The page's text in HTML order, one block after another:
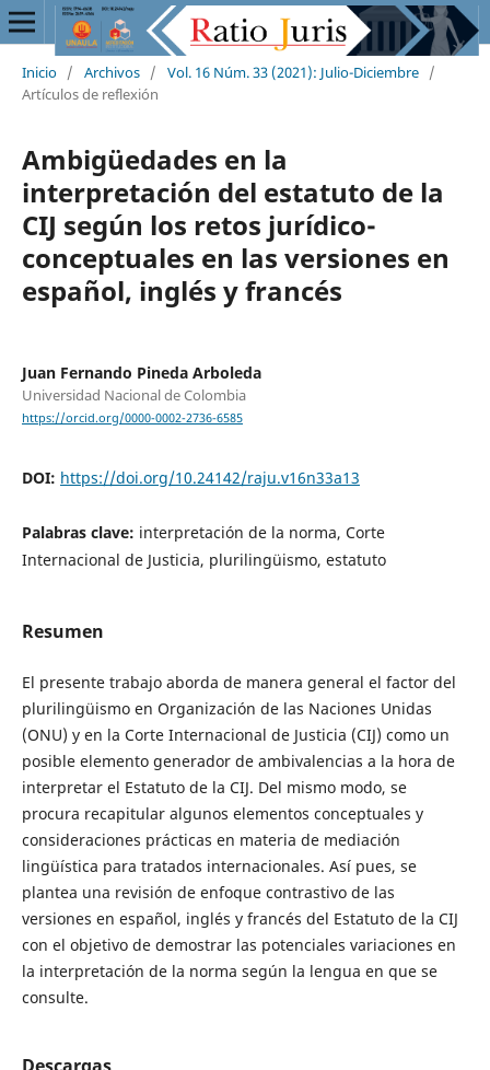
Inicio / Archivos / Vol. 16 Núm. 33 (2021): Julio-Diciembre /
Artículos de reflexión
Ambigüedades en la
interpretación del estatuto de la
CIJ según los retos jurídico-
conceptuales en las versiones en
español, inglés y francés
Juan Fernando Pineda Arboleda
Universidad Nacional de Colombia
https://orcid.org/0000-0002-2736-6585
DOI: https://doi.org/10.24142/raju.v16n33a13
Palabras clave: interpretación de la norma, Corte
Internacional de Justicia, plurilingüismo, estatuto
Resumen
El presente trabajo aborda de manera general el factor del
plurilingüismo en Organización de las Naciones Unidas
(ONU) y en la Corte Internacional de Justicia (CIJ) como un
posible elemento generador de ambivalencias a la hora de
interpretar el Estatuto de la CIJ. Del mismo modo, se
procura recapitular algunos elementos conceptuales y
consideraciones prácticas en materia de mediación
lingüística para tratados internacionales. Así pues, se
plantea una revisión de enfoque contrastivo de las
versiones en español, inglés y francés del Estatuto de la CIJ
con el objetivo de demostrar las potenciales variaciones en
la interpretación de la norma según la lengua en que se
consulte.